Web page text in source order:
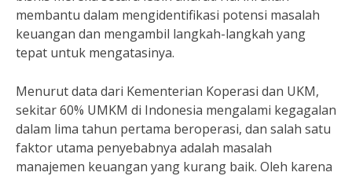
membantu dalam mengidentifikasi potensi masalah
keuangan dan mengambil langkah-langkah yang
tepat untuk mengatasinya.
Menurut data dari Kementerian Koperasi dan UKM,
sekitar 60% UMKM di Indonesia mengalami kegagalan
dalam lima tahun pertama beroperasi, dan salah satu
faktor utama penyebabnya adalah masalah
manajemen keuangan yang kurang baik. Oleh karena